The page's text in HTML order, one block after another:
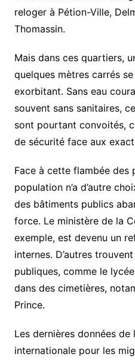
reloger à Pétion-Ville,
Thomassin.
Mais dans ces quartiers,
quelques mètres carrés
exorbitant. Sans eau
souvent sans sanitaires,
sont pourtant convoités,
de sécurité face aux
Face à cette flambée des
population n’a d’autre
des bâtiments publics
force. Le ministère de la
exemple, est devenu un
internes. D’autres
publiques, comme le
dans des cimetières,
Prince.
Les dernières données de
internationale pour les